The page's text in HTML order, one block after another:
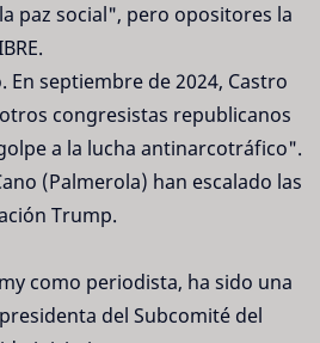
paz social", pero opositores la
septiembre de 2024, Castro
congresistas republicanos
a la lucha antinarcotráfico".
(Palmerola) han escalado las
Trump.
como periodista, ha sido una
del Subcomité del